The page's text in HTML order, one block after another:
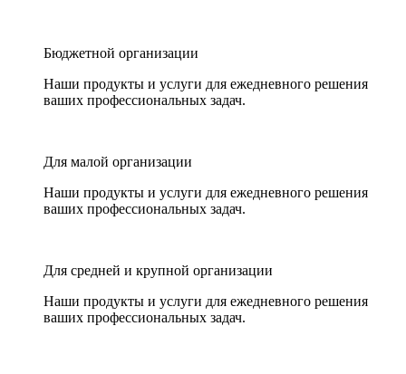
Бюджетной организации
Наши продукты и услуги для ежедневного решения
ваших профессиональных задач.
Для малой организации
Наши продукты и услуги для ежедневного решения
ваших профессиональных задач.
Для средней и крупной организации
Наши продукты и услуги для ежедневного решения
ваших профессиональных задач.